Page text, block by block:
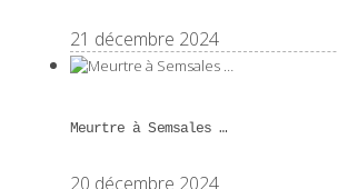
21 décembre 2024
Meurtre à Semsales …
20 décembre 2024